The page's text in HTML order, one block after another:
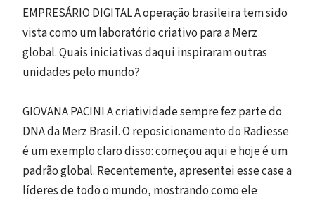
EMPRESÁRIO DIGITAL A operação brasileira tem sido
vista como um laboratório criativo para a Merz
global. Quais iniciativas daqui inspiraram outras
unidades pelo mundo?
GIOVANA PACINI A criatividade sempre fez parte do
DNA da Merz Brasil. O reposicionamento do Radiesse
é um exemplo claro disso: começou aqui e hoje é um
padrão global. Recentemente, apresentei esse case a
líderes de todo o mundo, mostrando como ele